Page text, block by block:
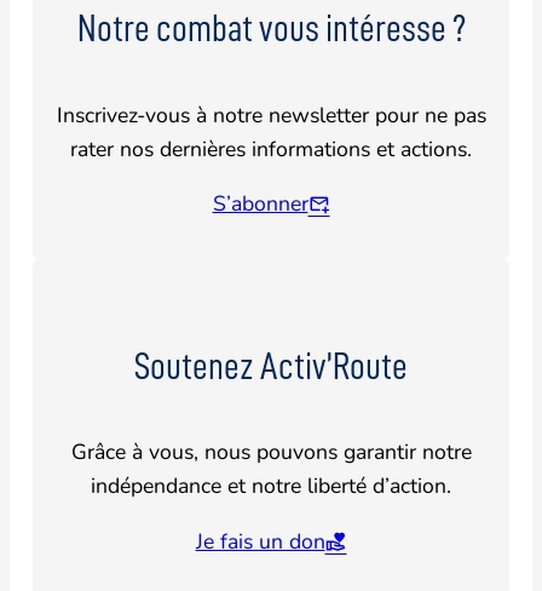
Notre combat vous intéresse ?
Inscrivez-vous à notre newsletter pour ne pas
rater nos dernières informations et actions.
S’abonner
Soutenez Activ’Route
Grâce à vous, nous pouvons garantir notre
indépendance et notre liberté d’action.
Je fais un don